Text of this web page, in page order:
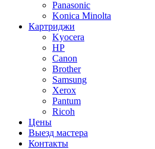
Panasonic
Konica Minolta
Картриджи
Kyocera
HP
Canon
Brother
Samsung
Xerox
Pantum
Ricoh
Цены
Выезд мастера
Контакты